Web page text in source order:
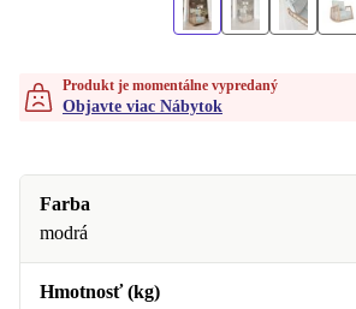
Produkt je momentálne vypredaný
Objavte viac Nábytok
Farba
modrá
Hmotnosť (kg)